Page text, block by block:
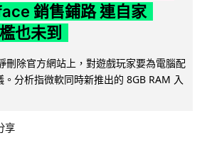
銷售鋪路 連自家
也未到
除官方網站上，對遊戲玩家要為電腦配
分析指微軟同時新推出的 8GB RAM 入
享